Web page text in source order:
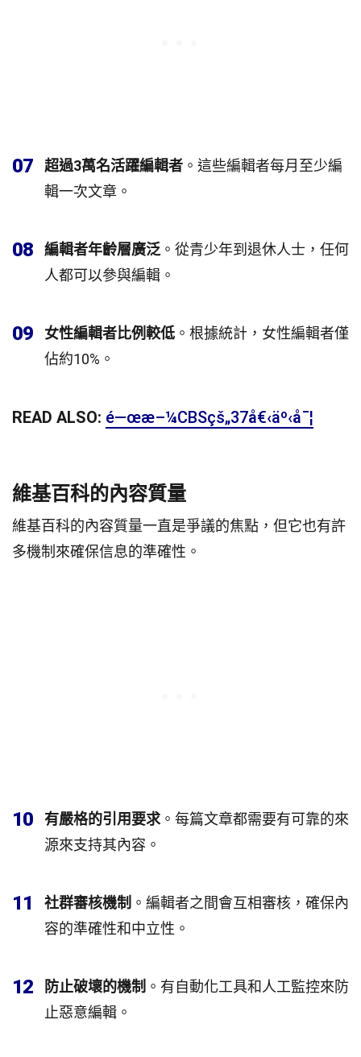
07 超過3萬名活躍編輯者 。這些編輯者每月至少編
輯一次文章。
08 編輯者年齡層廣泛 。從青少年到退休人士，任何
人都可以參與編輯。
09 女性編輯者比例較低 。根據統計，女性編輯者僅
佔約10%。
READ ALSO: é—œæ–¼CBSçš„37å€‹äº‹å¯¦
維基百科的內容質量
維基百科的內容質量一直是爭議的焦點，但它也有許
多機制來確保信息的準確性。
10 有嚴格的引用要求。每篇文章都需要有可靠的來
源來支持其內容。
11 社群審核機制 。編輯者之間會互相審核，確保內
容的準確性和中立性。
12 防止破壞的機制 。有自動化工具和人工監控來防
止惡意編輯。